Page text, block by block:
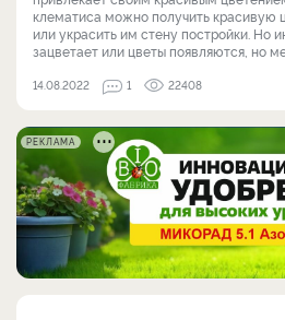
клематиса можно получить
или украсить им стену постройки. Но
зацветает или цветы появляются, но
14.08.2022 1 22408
РЕКЛАМА